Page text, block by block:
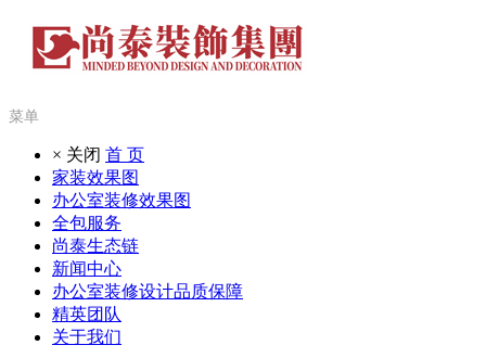
菜单
× 关闭 首 页
家装效果图
办公室装修效果图
全包服务
尚泰生态链
新闻中心
办公室装修设计品质保障
精英团队
关于我们